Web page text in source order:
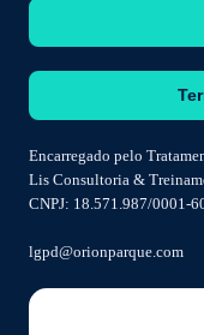
Encarregado pelo
Lis Consultoria &
CNPJ: 18.571.987/0001-
lgpd@orionparque.com